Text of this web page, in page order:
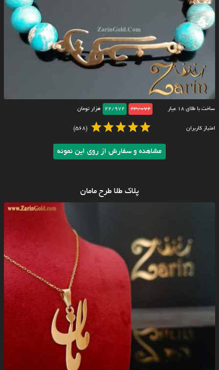
ساخت با طلای ۱۸ عیار 23/072
22/972 هزار تومان
امتیاز کاربران (568)
مشاهده و سفارش از روی این نمونه
پلاک طلا طرح مامان